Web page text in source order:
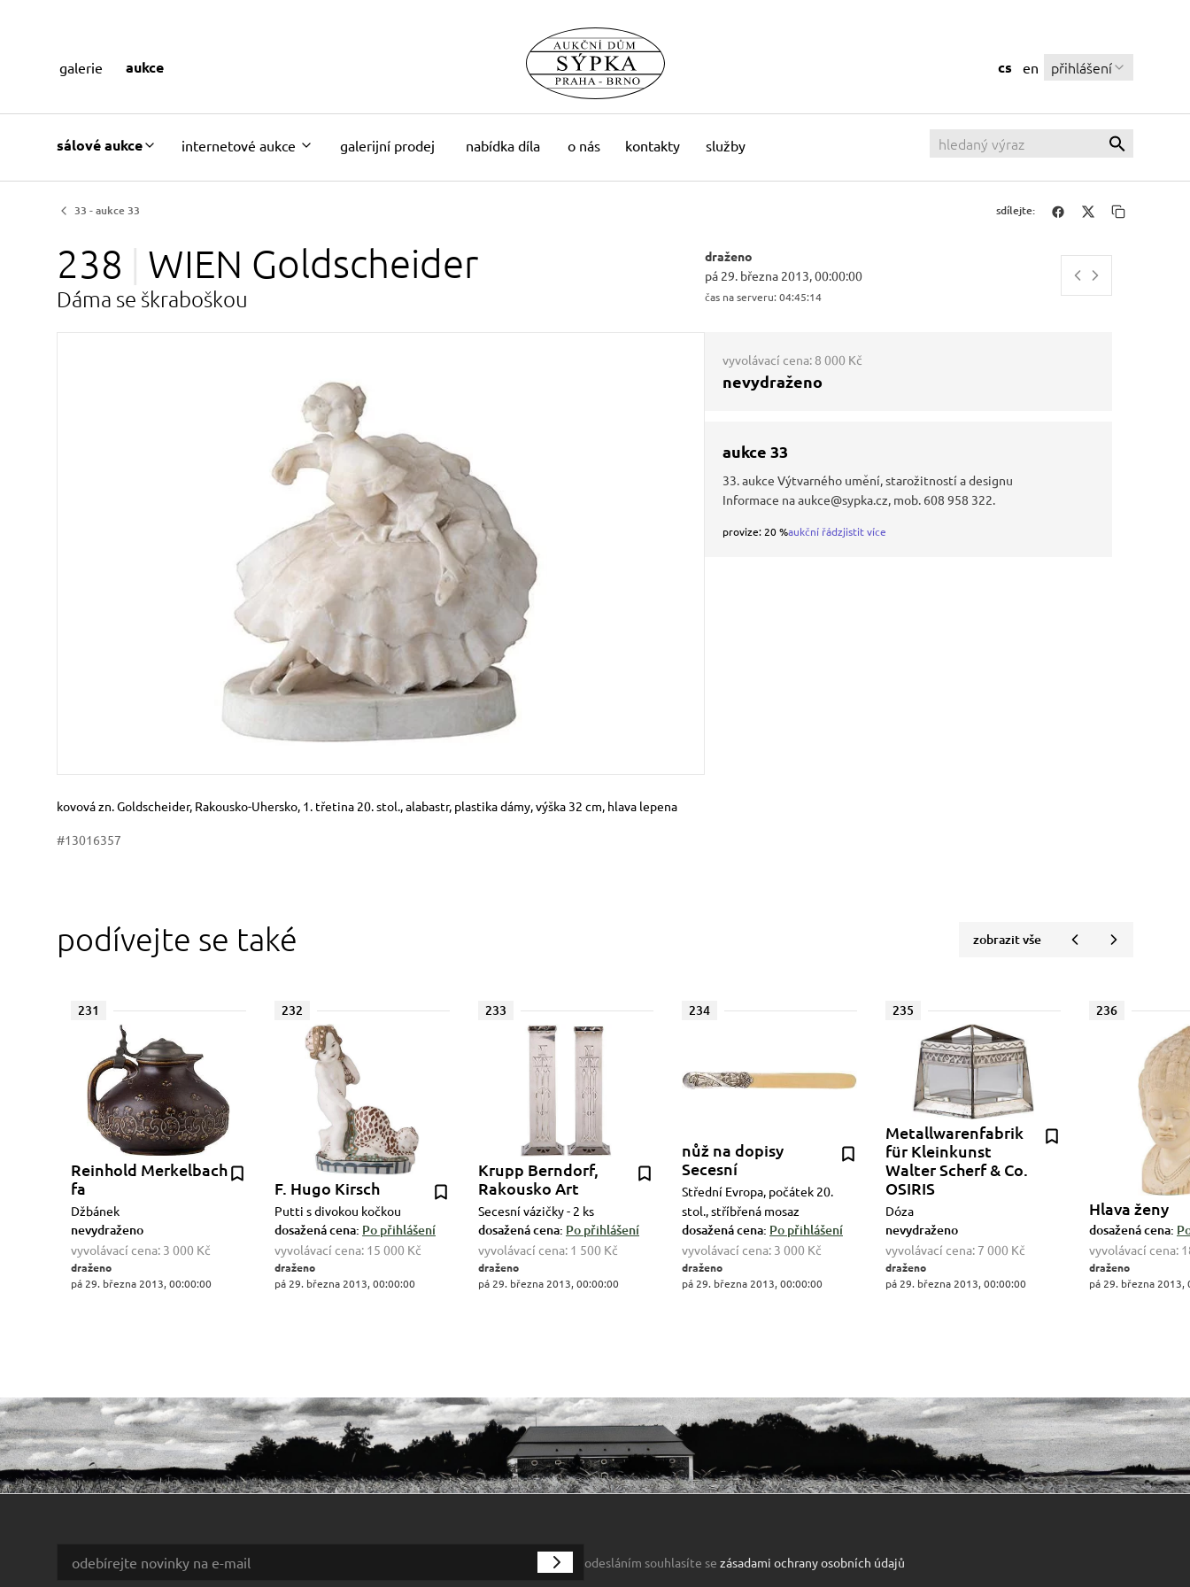
sálové aukce internetové aukce galerijní prodej nabídka díla o nás kontakty služby
cs en přihlášení
galerie aukce
33 - aukce 33 sdílejte:
238 WIEN Goldscheider
Dáma se škraboškou
draženo
pá 29. března 2013, 00:00:00
čas na serveru: 04:45:15
Rozměry
Stručný popis předmětu
kovová zn. Goldscheider, Rakousko-Uhersko, 1. třetina 20. stol., alabastr, plastika dámy, výška 32 cm, hlava lepena
#13016357
vyvolávací cena: 8 000 Kč
nevydraženo
aukce 33
33. aukce Výtvarného umění, starožitností a designu
Informace na aukce@sypka.cz, mob. 608 958 322.
provize: 20 %aukční řádzjistit více
podívejte se také zobrazit vše
231
Reinhold Merkelbach
fa
Džbánek
nevydraženo
vyvolávací cena: 3 000 Kč
draženo
pá 29. března 2013, 00:00:00
232
F. Hugo Kirsch
Putti s divokou kočkou
dosažená cena: Po přihlášení
vyvolávací cena: 15 000 Kč
draženo
pá 29. března 2013, 00:00:00
233
Krupp Berndorf,
Rakousko Art
Secesní vázičky - 2 ks
dosažená cena: Po přihlášení
vyvolávací cena: 1 500 Kč
draženo
pá 29. března 2013, 00:00:00
234
nůž na dopisy
Secesní
Střední Evropa, počátek 20.
stol., stříbřená mosaz
dosažená cena: Po přihlášení
vyvolávací cena: 3 000 Kč
draženo
pá 29. března 2013, 00:00:00
235
Metallwarenfabrik
für Kleinkunst
Walter Scherf & Co.
OSIRIS
Dóza
nevydraženo
vyvolávací cena: 7 000 Kč
draženo
pá 29. března 2013, 00:00:00
236
Hlava ženy
dosažená cena:
vyvolávací cena:
draženo
pá 29. března 2013,
odesláním souhlasíte se zásadami ochrany osobních údajů